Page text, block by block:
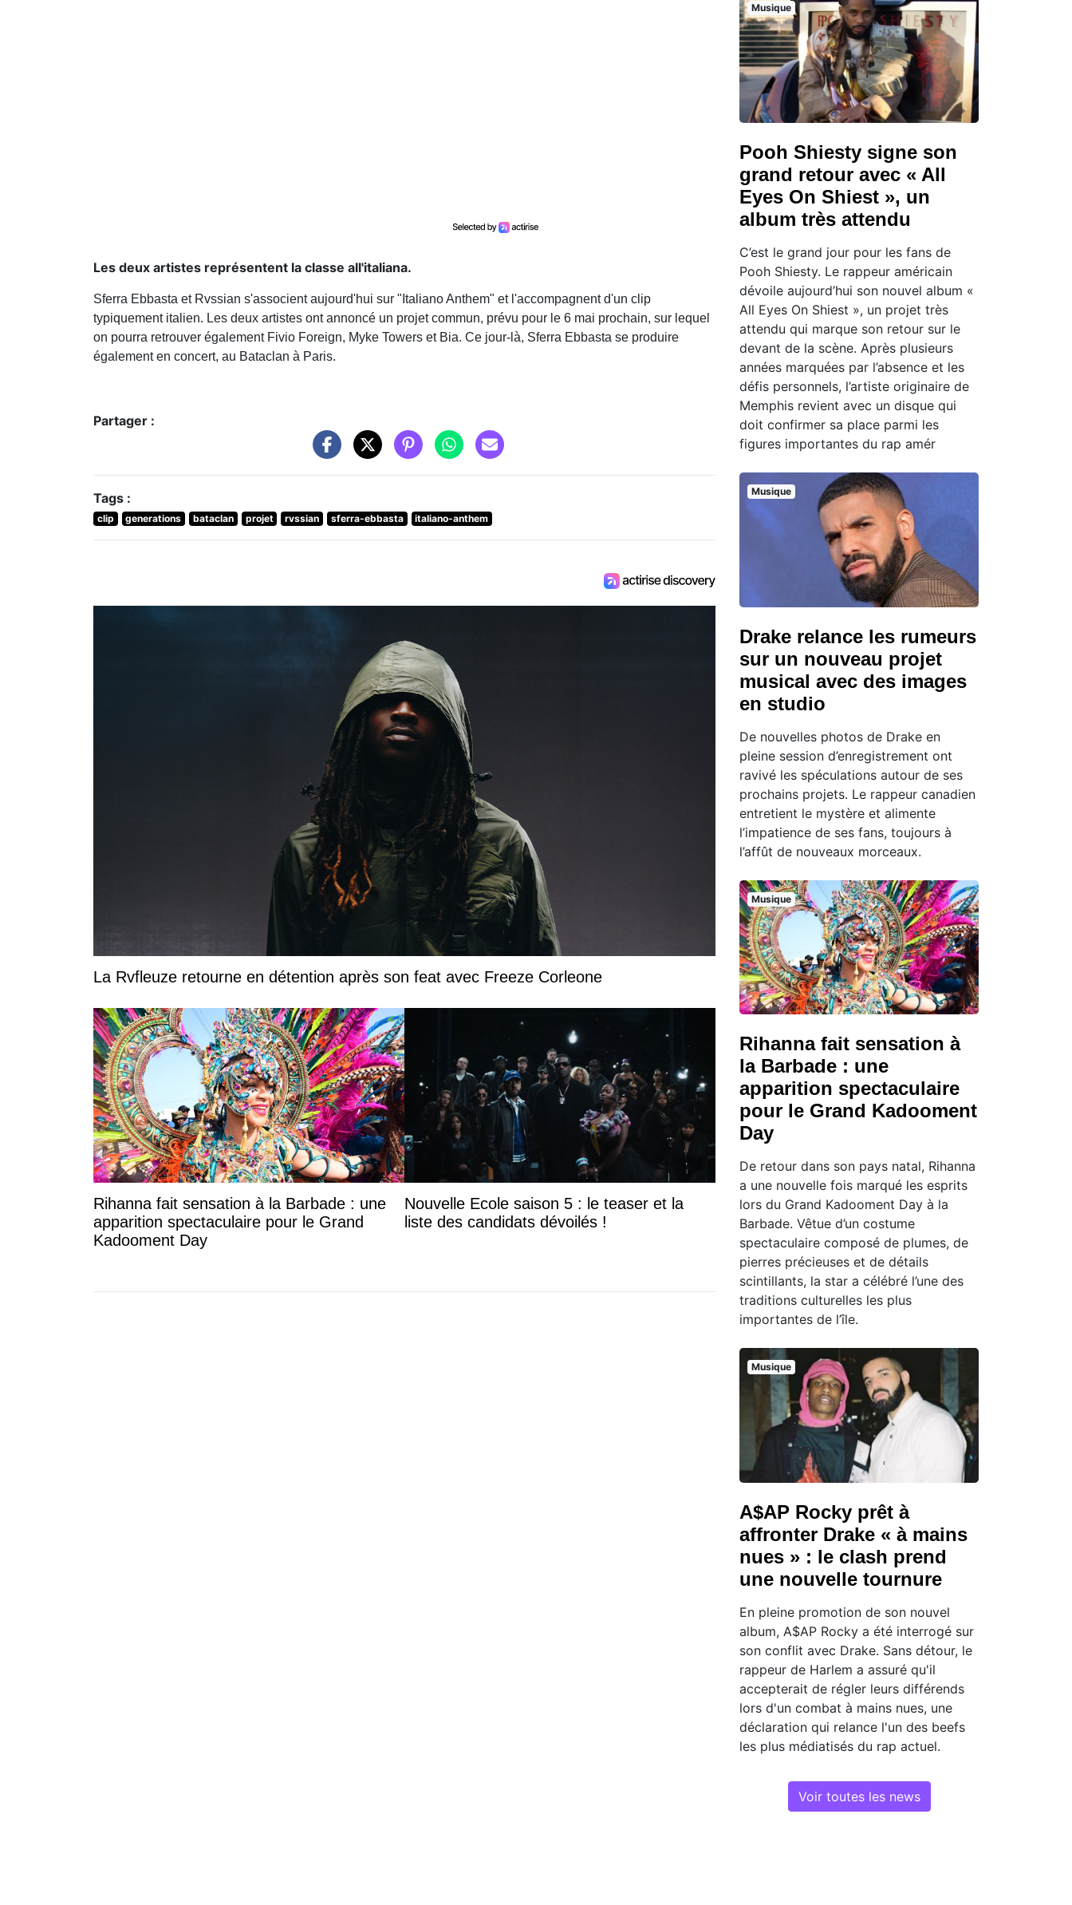
Les deux artistes représentent la classe all'italiana.
Sferra Ebbasta et Rvssian s'associent aujourd'hui sur "Italiano Anthem" et l'accompagnent d'un clip
typiquement italien. Les deux artistes ont annoncé un projet commun, prévu pour le 6 mai prochain, sur lequel
on pourra retrouver également Fivio Foreign, Myke Towers et Bia. Ce jour-là, Sferra Ebbasta se produire
également en concert, au Bataclan à Paris.
Partager :
Tags :
clip generations bataclan projet rvssian sferra-ebbasta italiano-anthem
La Rvfleuze retourne en détention après son feat avec Freeze Corleone
Rihanna fait sensation à la Barbade : une
apparition spectaculaire pour le Grand
Kadooment Day
Nouvelle Ecole saison 5 : le teaser et la
liste des candidats dévoilés !
Musique
Pooh Shiesty signe son
grand retour avec « All
Eyes On Shiest », un
album très attendu
C’est le grand jour pour les fans de
Pooh Shiesty. Le rappeur américain
dévoile aujourd’hui son nouvel album «
All Eyes On Shiest », un projet très
attendu qui marque son retour sur le
devant de la scène. Après plusieurs
années marquées par l’absence et les
défis personnels, l’artiste originaire de
Memphis revient avec un disque qui
doit confirmer sa place parmi les
figures importantes du rap amér
Musique
Drake relance les rumeurs
sur un nouveau projet
musical avec des images
en studio
De nouvelles photos de Drake en
pleine session d’enregistrement ont
ravivé les spéculations autour de ses
prochains projets. Le rappeur canadien
entretient le mystère et alimente
l’impatience de ses fans, toujours à
l’affût de nouveaux morceaux.
Musique
Rihanna fait sensation à
la Barbade : une
apparition spectaculaire
pour le Grand Kadooment
Day
De retour dans son pays natal, Rihanna
a une nouvelle fois marqué les esprits
lors du Grand Kadooment Day à la
Barbade. Vêtue d’un costume
spectaculaire composé de plumes, de
pierres précieuses et de détails
scintillants, la star a célébré l’une des
traditions culturelles les plus
importantes de l’île.
Musique
A$AP Rocky prêt à
affronter Drake « à mains
nues » : le clash prend
une nouvelle tournure
En pleine promotion de son nouvel
album, A$AP Rocky a été interrogé sur
son conflit avec Drake. Sans détour, le
rappeur de Harlem a assuré qu'il
accepterait de régler leurs différends
lors d'un combat à mains nues, une
déclaration qui relance l'un des beefs
les plus médiatisés du rap actuel.
Voir toutes les news